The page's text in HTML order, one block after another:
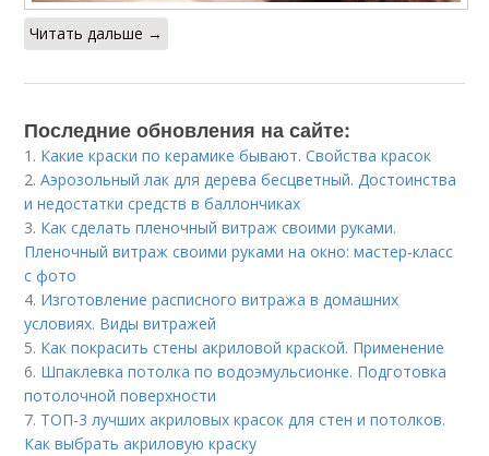
Читать дальше →
Последние обновления на сайте:
1. Какие краски по керамике бывают. Свойства красок
2.Аэрозольный лак для дерева бесцветный. Достоинства
и недостатки средств в баллончиках
3. Как сделать пленочный витраж своими руками.
Пленочный витраж своими руками на окно: мастер-класс
с фото
4. Изготовление расписного витража в домашних
условиях. Виды витражей
5. Как покрасить стены акриловой краской. Применение
6. Шпаклевка потолка по водоэмульсионке. Подготовка
потолочной поверхности
7. ТОП-3 лучших акриловых красок для стен и потолков.
Как выбрать акриловую краску